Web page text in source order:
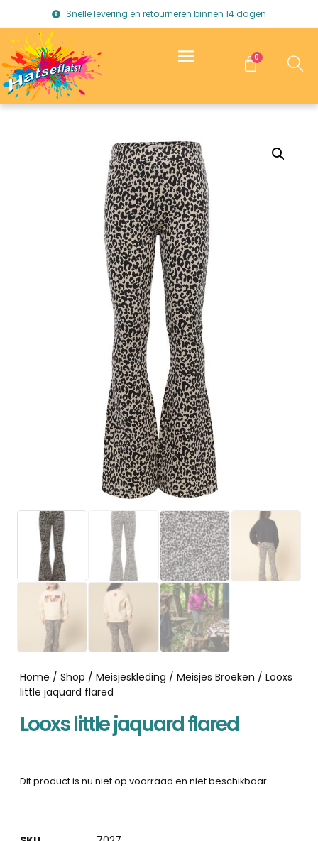
Snelle levering en retourneren binnen 14 dagen
0
Home / Shop / Meisjeskleding / Meisjes Broeken / Looxs
little jaquard flared
Looxs little jaquard flared
Dit product is nu niet op voorraad en niet beschikbaar.